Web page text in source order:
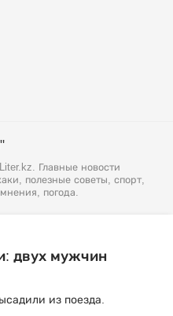
Главные новости
полезные советы, спорт,
погода.
двух мужчин
из поезда.